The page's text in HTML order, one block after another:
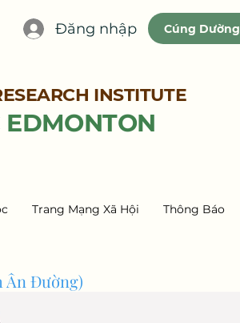
Đăng nhập Cúng Dường
INSTITUTE
Trang Mạng Xã Hội Thông Báo
Ân Đường)